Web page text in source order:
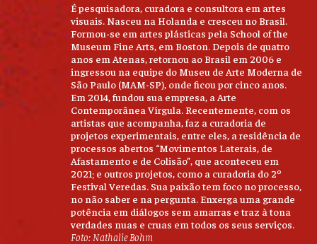
É pesquisadora, curadora e consultora em artes
visuais. Nasceu na Holanda e cresceu no Brasil.
Formou-se em artes plásticas pela School of the
Museum Fine Arts, em Boston. Depois de quatro
anos em Atenas, retornou ao Brasil em 2006 e
ingressou na equipe do Museu de Arte Moderna de
São Paulo (MAM-SP), onde ficou por cinco anos.
Em 2014, fundou sua empresa, a Arte
Contemporânea Vírgula. Recentemente, com os
artistas que acompanha, faz a curadoria de
projetos experimentais, entre eles, a residência de
processos abertos “Movimentos Laterais, de
Afastamento e de Colisão”, que aconteceu em
2021; e outros projetos, como a curadoria do 2º
Festival Veredas. Sua paixão tem foco no processo,
no não saber e na pergunta. Enxerga uma grande
potência em diálogos sem amarras e traz à tona
verdades nuas e cruas em todos os seus serviços.
Foto: Nathalie Bohm